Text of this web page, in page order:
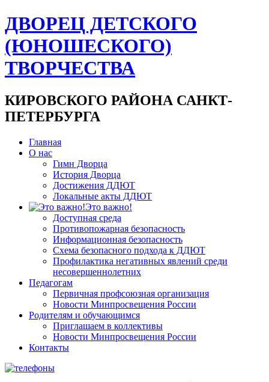
ДВОРЕЦ ДЕТСКОГО
(ЮНОШЕСКОГО)
ТВОРЧЕСТВА
КИРОВСКОГО РАЙОНА САНКТ-
ПЕТЕРБУРГА
Главная
О нас
Гимн Дворца
История Дворца
Достижения ДДЮТ
Локальные акты ДДЮТ
Это важно!
Доступная среда
Противопожарная безопасность
Информационная безопасность
Схема безопасного подхода к ДДЮТ
Профилактика негативных явлений среди
несовершеннолетних
Педагогам
Первичная профсоюзная организация
Новости Минпросвещения России
Родителям и обучающимся
Приглашаем в коллективы
Новости Минпросвещения России
Контакты